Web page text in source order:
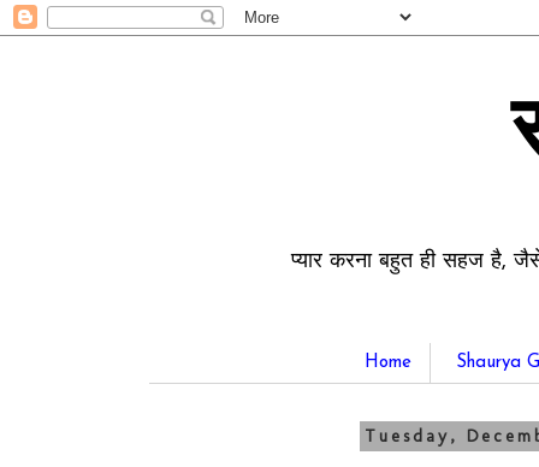
प्यार करना बहुत ही सहज है,
Home Shaurya
Tuesday,